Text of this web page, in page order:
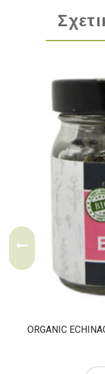
ORGANIC